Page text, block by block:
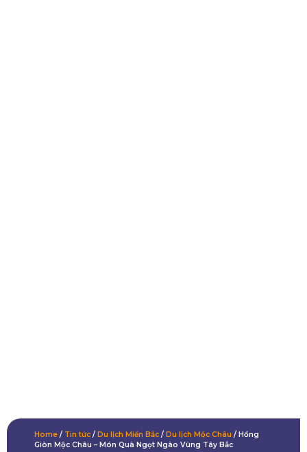
Home / Tin tức / Du lịch Miền Bắc / Du lịch Mộc Châu / Hồng
Giòn Mộc Châu – Món Quà Ngọt Ngào Vùng Tây Bắc